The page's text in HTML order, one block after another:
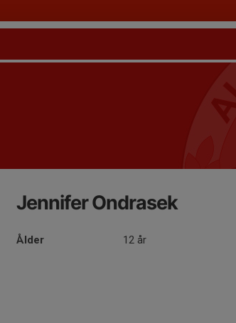
Jennifer Ondrasek
Ålder 12 år